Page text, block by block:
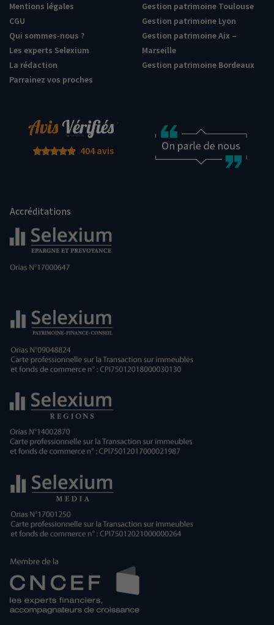
Mentions légales
CGU
Qui sommes-nous ?
Les experts Selexium
La rédaction
Parrainez vos proches
Gestion patrimoine Toulouse
Gestion patrimoine Lyon
Gestion patrimoine Aix –
Marseille
Gestion patrimoine Bordeaux
404 avis
Accréditations